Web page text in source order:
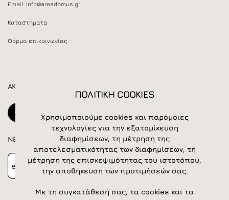
Email: info@areadomus.gr
Καταστήματα
Φόρμα επικοινωνίας
ΑΚΟΛΟΥΘΕΙΣΤΕ ΜΑΣ
NEWSLETTER
Newsletter Subscribe
ΠΟΛΙΤΙΚΗ COOKIES
Χρησιμοποιούμε cookies και παρόμοιες
τεχνολογίες για την εξατομίκευση
διαφημίσεων, τη μέτρηση της
αποτελεσματικότητας των διαφημίσεων, τη
μέτρηση της επισκεψιμότητας του ιστοτόπου,
την αποθήκευση των προτιμήσεών σας.
Με τη συγκατάθεσή σας, τα cookies και τα